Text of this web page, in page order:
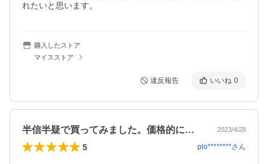
れたいと思います。
購入したストア
マイスストア
違反報告 いいね 0
半信半疑で買ってみました。価格的にも高… 2023/4/28
5 plo********さん